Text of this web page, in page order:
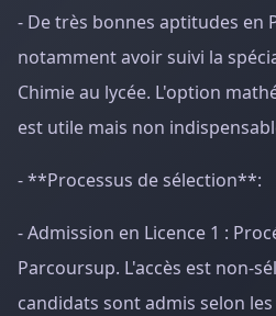
- De très bonnes aptitudes en
notamment avoir suivi la
Chimie au lycée. L'option
est utile mais non
- **Processus de sélection**:
- Admission en Licence 1 :
Parcoursup. L'accès est non-
candidats sont admis selon